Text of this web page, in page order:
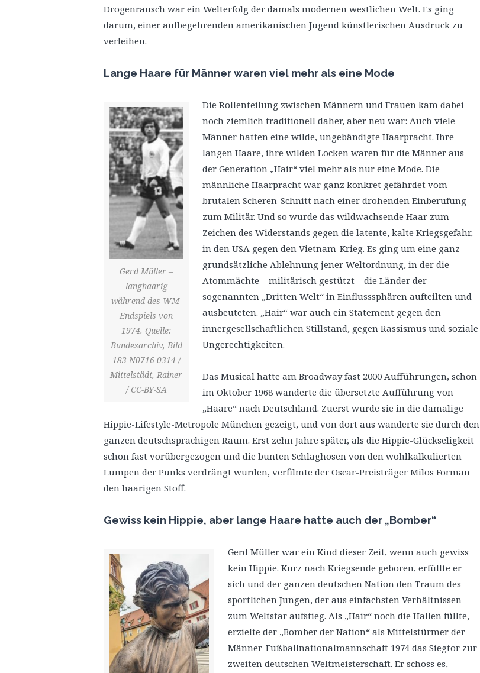
Drogenrausch war ein Welterfolg der damals modernen westlichen Welt. Es ging
darum, einer aufbegehrenden amerikanischen Jugend künstlerischen Ausdruck zu
verleihen.
Lange Haare für Männer waren viel mehr als eine Mode
Gerd Müller –
langhaarig
während des WM-
Endspiels von
1974. Quelle:
Bundesarchiv, Bild
183-N0716-0314 /
Mittelstädt, Rainer
/ CC-BY-SA
Die Rollenteilung zwischen Männern und Frauen kam dabei
noch ziemlich traditionell daher, aber neu war: Auch viele
Männer hatten eine wilde, ungebändigte Haarpracht. Ihre
langen Haare, ihre wilden Locken waren für die Männer aus
der Generation „Hair“ viel mehr als nur eine Mode. Die
männliche Haarpracht war ganz konkret gefährdet vom
brutalen Scheren-Schnitt nach einer drohenden Einberufung
zum Militär. Und so wurde das wildwachsende Haar zum
Zeichen des Widerstands gegen die latente, kalte Kriegsgefahr,
in den USA gegen den Vietnam-Krieg. Es ging um eine ganz
grundsätzliche Ablehnung jener Weltordnung, in der die
Atommächte – militärisch gestützt – die Länder der
sogenannten „Dritten Welt“ in Einflusssphären aufteilten und
ausbeuteten. „Hair“ war auch ein Statement gegen den
innergesellschaftlichen Stillstand, gegen Rassismus und soziale
Ungerechtigkeiten.
Das Musical hatte am Broadway fast 2000 Aufführungen, schon
im Oktober 1968 wanderte die übersetzte Aufführung von
„Haare“ nach Deutschland. Zuerst wurde sie in die damalige
Hippie-Lifestyle-Metropole München gezeigt, und von dort aus wanderte sie durch den
ganzen deutschsprachigen Raum. Erst zehn Jahre später, als die Hippie-Glückseligkeit
schon fast vorübergezogen und die bunten Schlaghosen von den wohlkalkulierten
Lumpen der Punks verdrängt wurden, verfilmte der Oscar-Preisträger Milos Forman
den haarigen Stoff.
Gewiss kein Hippie, aber lange Haare hatte auch der „Bomber“
Gerd Müller war ein Kind dieser Zeit, wenn auch gewiss
kein Hippie. Kurz nach Kriegsende geboren, erfüllte er
sich und der ganzen deutschen Nation den Traum des
sportlichen Jungen, der aus einfachsten Verhältnissen
zum Weltstar aufstieg. Als „Hair“ noch die Hallen füllte,
erzielte der „Bomber der Nation“ als Mittelstürmer der
Männer-Fußballnationalmannschaft 1974 das Siegtor zur
zweiten deutschen Weltmeisterschaft. Er schoss es,